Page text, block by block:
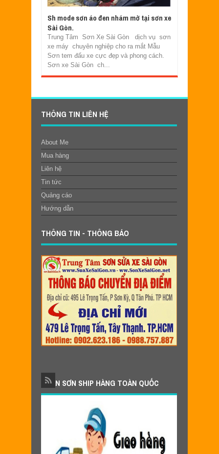
Sh mode sơn áo đen nhám mờ tại sơn xe
Sài Gòn.
Trung Tâm Sơn Xe Sài Gòn dịch vụ sơn
xe máy chuyên nghiệp cho ra mắt Mẫu
Sơn tem đấu xe cực đẹp và phong cách.
Sơn xe Sài Gòn ch...
THÔNG TIN LIÊN HỆ
About Me
Mua hàng
Liên hệ
Tin tức
Quảng cáo
Hướng dẫn
THÔNG TIN - THÔNG BÁO
NHẬN SƠN SHIP HÀNG TOÀN QUỐC